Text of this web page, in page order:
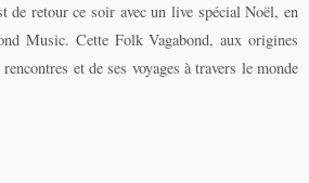
de retour ce soir avec un live spécial Noël, en
Music. Cette Folk Vagabond, aux origines
et de ses voyages à travers le monde